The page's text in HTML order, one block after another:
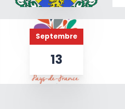
Septembre
13